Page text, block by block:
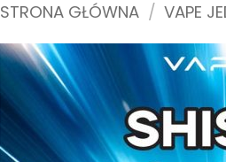
STRONA GŁÓWNA / VAPE